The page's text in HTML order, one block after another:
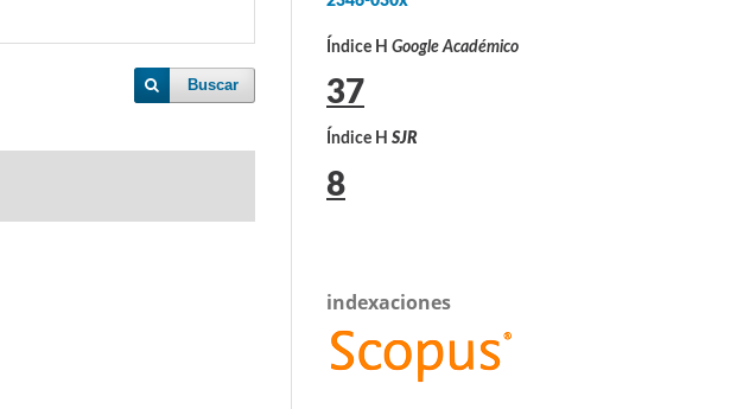
Buscar
Índice H Google Académico
37
Índice H SJR
8
indexaciones